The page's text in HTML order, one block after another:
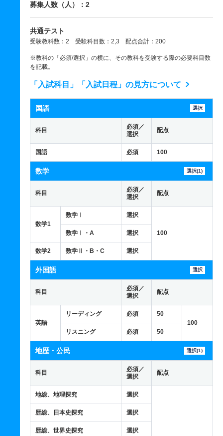
募集人数（人）：2
共通テスト
受験教科数：2 受験科目数：2,3 配点合計：200
※教科の「必須/選択」の横に、その教科を受験する際の必要科目数
を記載。
「入試科目」「入試日程」の見方について
国語 選択
科目
必須／
選択
配点
国語 必須 100
数学 選択(1)
科目
必須／
選択
配点
数学1
数学Ⅰ 選択
100
数学Ⅰ・A 選択
数学2 数学Ⅱ・B・C 選択
外国語 選択
科目
必須／
選択
配点
英語
リーディング 必須
50
100
リスニング
必須 50
地歴・公民 選択(1)
科目
必須／
選択
配点
地総、地理探究 選択
歴総、日本史探究 選択
歴総、世界史探究 選択